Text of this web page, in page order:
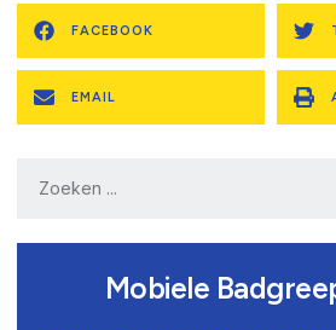
FACEBOOK
EMAIL
Mobiele